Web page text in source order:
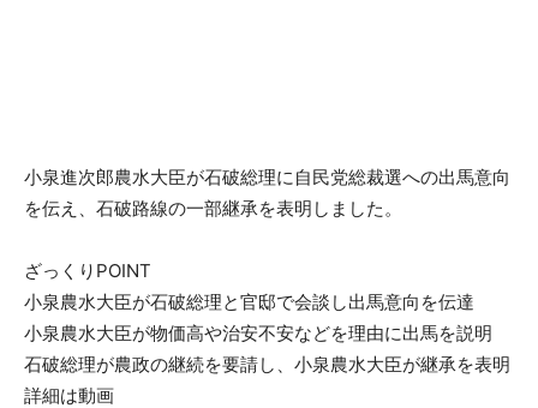
小泉進次郎農水大臣が石破総理に自民党総裁選への出馬意向
を伝え、石破路線の一部継承を表明しました。
ざっくりPOINT
小泉農水大臣が石破総理と官邸で会談し出馬意向を伝達
小泉農水大臣が物価高や治安不安などを理由に出馬を説明
石破総理が農政の継続を要請し、小泉農水大臣が継承を表明
詳細は動画